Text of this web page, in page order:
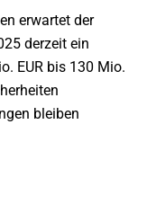
erwartet der
derzeit ein
EUR bis 130 Mio.
bleiben